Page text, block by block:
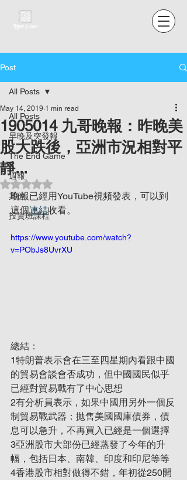
Post
All Posts
早晚及突發報
The End Game
週報
其他
投資班課程
All Posts
1905014 九哥晚報：昨晚美
股大跌後，亞洲市況相對平
靜...
May 14, 2019 1 min read
Rated NaN out of 5 stars.
晚報已經用YouTube視頻發表，可以到
這個連結收看。
https://www.youtube.com/watch?
v=PObJs8UvrXU
總結：
1特朗普表示會在三至四星期內看跟中國
的貿易會談會否成功，但中國國民似乎
已經對貿易戰有了中心思想
2有分析員表示，如果中國用另外一個反
制貿易戰武器：拋售美國國庫債券，債
息可以急升，不再買入已經是一個選擇
3亞洲股市大部份已經蒸發了今年的升
幅，包括日本、南韓、印度和印尼等等
4香港股市相對做得不錯，年初從250開